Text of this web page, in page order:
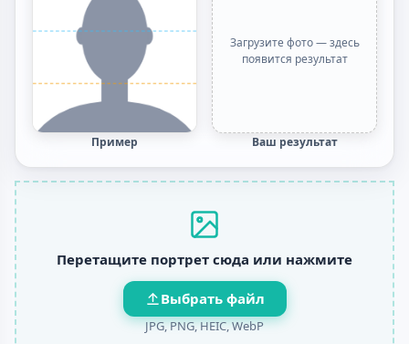
Пример
Загрузите фото — здесь
появится результат
Ваш результат
Перетащите портрет сюда или нажмите
Выбрать файл
JPG, PNG, HEIC, WebP